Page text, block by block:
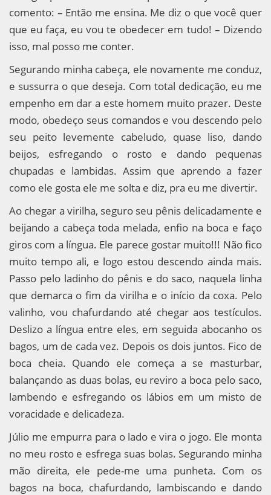
comento: – Então me ensina. Me diz o que você quer
que eu faça, eu vou te obedecer em tudo! – Dizendo
isso, mal posso me conter.
Segurando minha cabeça, ele novamente me conduz,
e sussurra o que deseja. Com total dedicação, eu me
empenho em dar a este homem muito prazer. Deste
modo, obedeço seus comandos e vou descendo pelo
seu peito levemente cabeludo, quase liso, dando
beijos, esfregando o rosto e dando pequenas
chupadas e lambidas. Assim que aprendo a fazer
como ele gosta ele me solta e diz, pra eu me divertir.
Ao chegar a virilha, seguro seu pênis delicadamente e
beijando a cabeça toda melada, enfio na boca e faço
giros com a língua. Ele parece gostar muito!!! Não fico
muito tempo ali, e logo estou descendo ainda mais.
Passo pelo ladinho do pênis e do saco, naquela linha
que demarca o fim da virilha e o início da coxa. Pelo
valinho, vou chafurdando até chegar aos testículos.
Deslizo a língua entre eles, em seguida abocanho os
bagos, um de cada vez. Depois os dois juntos. Fico de
boca cheia. Quando ele começa a se masturbar,
balançando as duas bolas, eu reviro a boca pelo saco,
lambendo e esfregando os lábios em um misto de
voracidade e delicadeza.
Júlio me empurra para o lado e vira o jogo. Ele monta
no meu rosto e esfrega suas bolas. Segurando minha
mão direita, ele pede-me uma punheta. Com os
bagos na boca, chafurdando, lambiscando e dando